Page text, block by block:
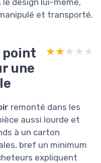
et transporté.
point
une
★★★★★
★★★★★
remonté dans les
aussi lourde et
à un carton
bref un minimum
expliquent